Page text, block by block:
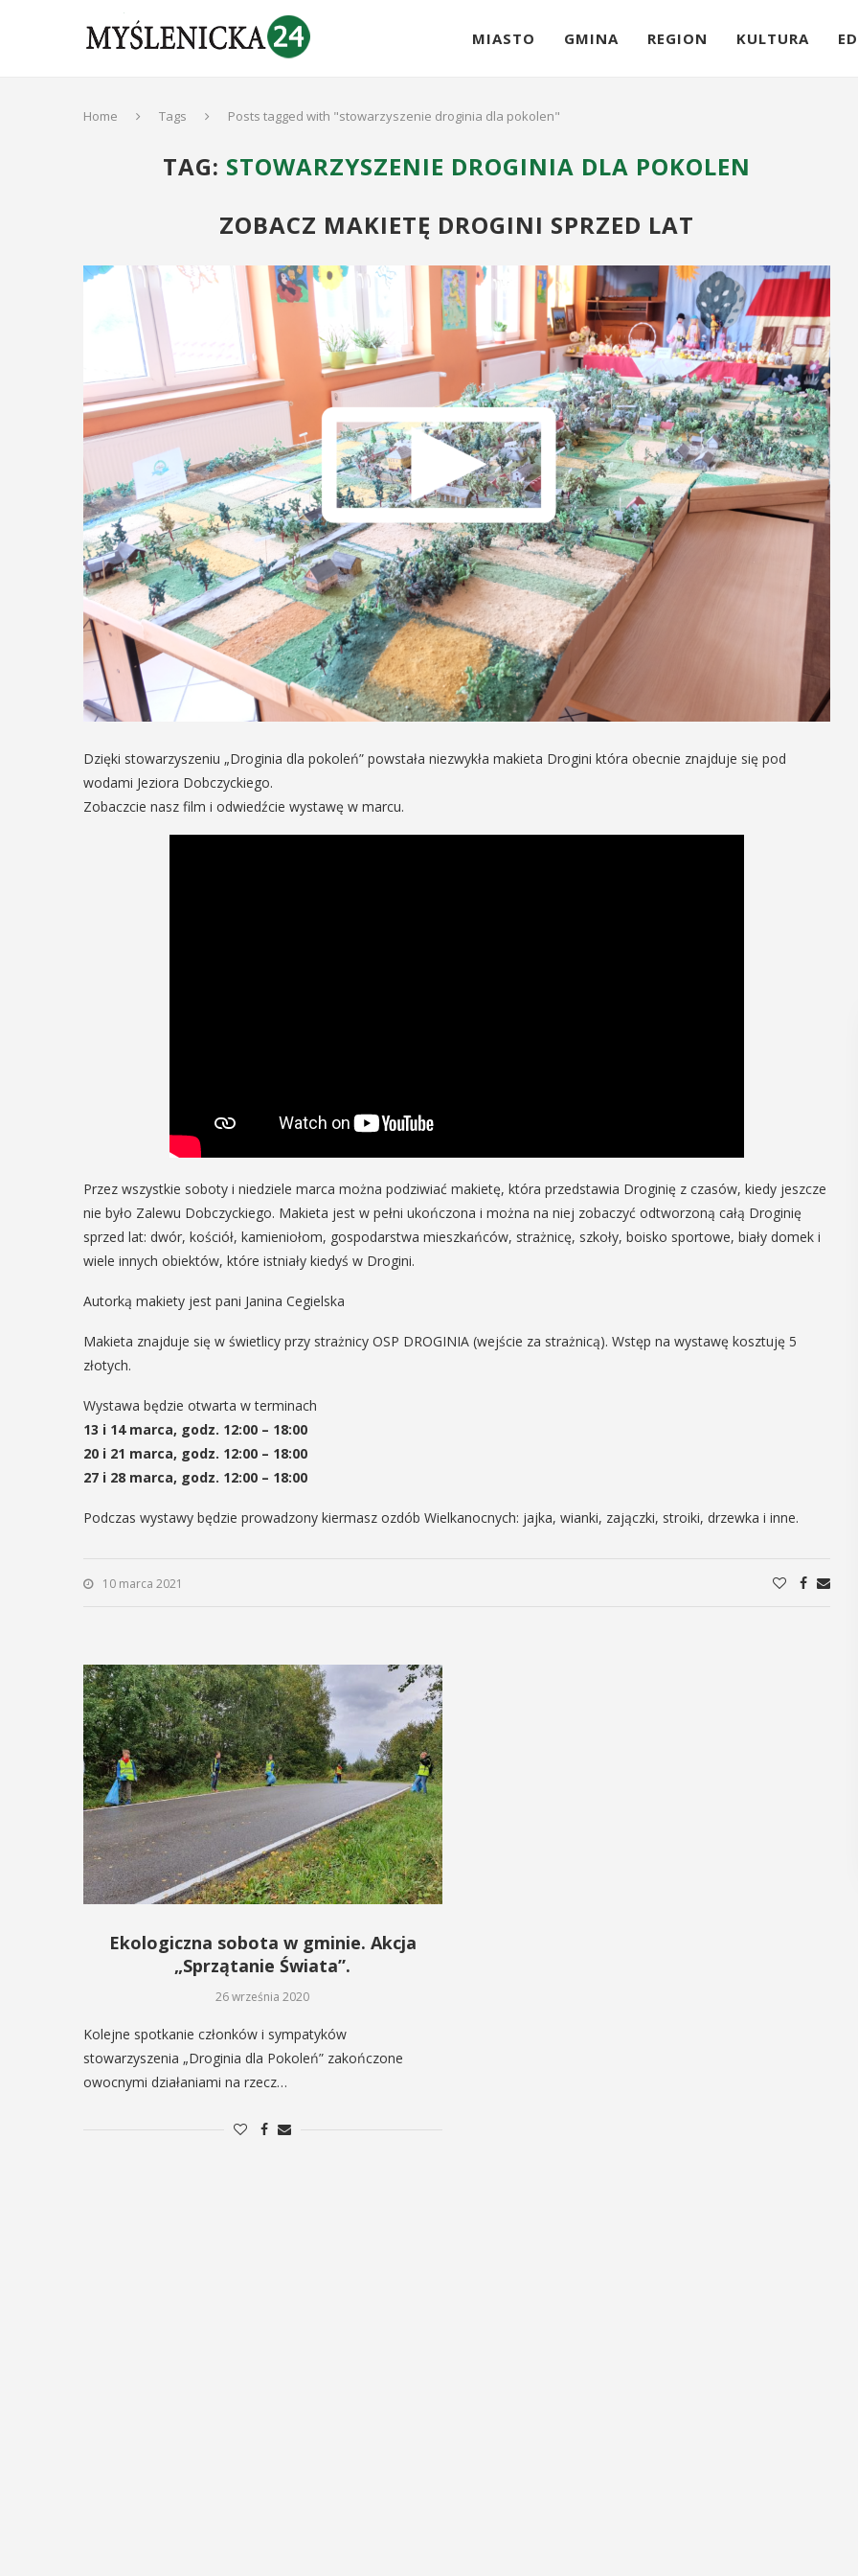
MIASTO GMINA REGION KULTURA
Home Tags Posts tagged with "stowarzyszenie droginia dla pokolen"
TAG: STOWARZYSZENIE DROGINIA DLA POKOLEN
ZOBACZ MAKIETĘ DROGINI SPRZED LAT
Dzięki stowarzyszeniu „Droginia dla pokoleń” powstała niezwykła makieta Drogini która obecnie znajduje się pod
wodami Jeziora Dobczyckiego.
Zobaczcie nasz film i odwiedźcie wystawę w marcu.
Przez wszystkie soboty i niedziele marca można podziwiać makietę, która przedstawia Droginię z czasów, kiedy jeszcze
nie było Zalewu Dobczyckiego. Makieta jest w pełni ukończona i można na niej zobaczyć odtworzoną całą Droginię
sprzed lat: dwór, kościół, kamieniołom, gospodarstwa mieszkańców, strażnicę, szkoły, boisko sportowe, biały domek i
wiele innych obiektów, które istniały kiedyś w Drogini.
Autorką makiety jest pani Janina Cegielska
Makieta znajduje się w świetlicy przy strażnicy OSP DROGINIA (wejście za strażnicą). Wstęp na wystawę kosztuję 5
złotych.
Wystawa będzie otwarta w terminach
13 i 14 marca, godz. 12:00 – 18:00
20 i 21 marca, godz. 12:00 – 18:00
27 i 28 marca, godz. 12:00 – 18:00
Podczas wystawy będzie prowadzony kiermasz ozdób Wielkanocnych: jajka, wianki, zajączki, stroiki, drzewka i inne.
10 marca 2021
Ekologiczna sobota w gminie. Akcja
„Sprzątanie Świata”.
26 września 2020
Kolejne spotkanie członków i sympatyków
stowarzyszenia „Droginia dla Pokoleń” zakończone
owocnymi działaniami na rzecz…
organizowane przez
Niepodległości w Myślenicach
SZCZEGÓŁY
14
„Oddaj krew-
Uratuj życie”
POKAŻ SZCZEGÓŁY
27
Basket
zawody 3x3 Basket. Rozgrywany nad